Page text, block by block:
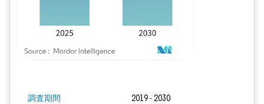
調査期間 2019 - 2030